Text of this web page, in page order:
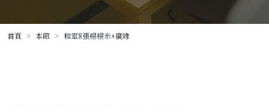
首頁 本館 和室8張榻榻米+廣緣